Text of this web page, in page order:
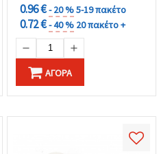
0.96 €- 20 %5-19 πακέτο
0.72 €- 40 % 20 πακέτο +
ΑΓΟΡΆ